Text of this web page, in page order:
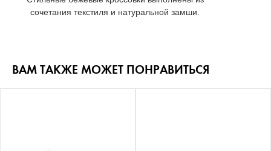
сочетания текстиля и натуральной замши.
ВАМ ТАКЖЕ МОЖЕТ ПОНРАВИТЬСЯ